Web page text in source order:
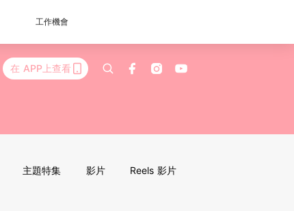
工作機會
在 APP上查看
主題特集 影片 Reels 影片